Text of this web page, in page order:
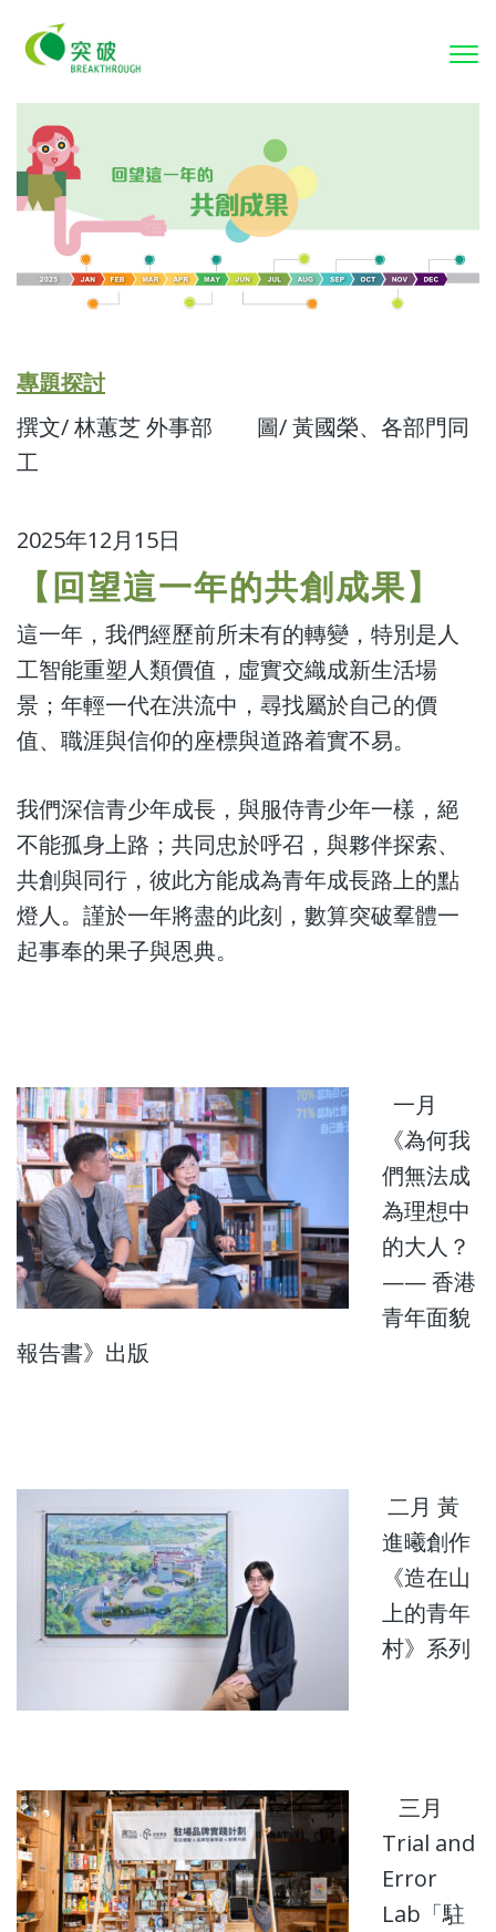
專題探討
撰文/ 林蕙芝 外事部 圖/ 黃國榮、各部門同
工
2025年12月15日
【回望這一年的共創成果】
這一年，我們經歷前所未有的轉變，特別是人
工智能重塑人類價值，虛實交織成新生活場
景；年輕一代在洪流中，尋找屬於自己的價
值、職涯與信仰的座標與道路着實不易。
我們深信青少年成長，與服侍青少年一樣，絕
不能孤身上路；共同忠於呼召，與夥伴探索、
共創與同行，彼此方能成為青年成長路上的點
燈人。謹於一年將盡的此刻，數算突破羣體一
起事奉的果子與恩典。
一月
《為何我
們無法成
為理想中
的大人？
—— 香港
青年面貌
報告書》出版
二月 黃
進曦創作
《造在山
上的青年
村》系列
三月
Trial and
Error
Lab「駐